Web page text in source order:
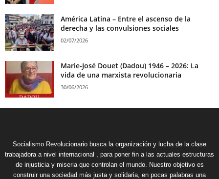
América Latina – Entre el ascenso de la
derecha y las convulsiones sociales
02/07/2026
Marie-José Douet (Dadou) 1946 – 2026: La
vida de una marxista revolucionaria
30/06/2026
Socialismo Revolucionario busca la organización y lucha de la clase
trabajadora a nivel internacional , para poner fin a las actuales estructuras
de injusticia y miseria que controlan el mundo. Nuestro objetivo es
construir una sociedad más justa y solidaria, en pocas palabras una